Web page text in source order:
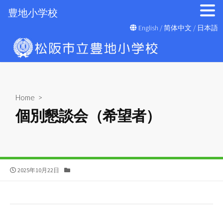
ン
English /简体中文 / 日本語
Home >
個別懇談会（希望者）
公
2025年10月22日
豊地小学校